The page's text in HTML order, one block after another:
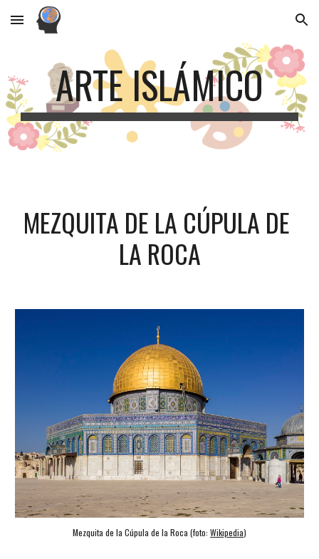
Skip to main content Skip to navigation
ARTE ISLÁMICO
MEZQUITA DE LA CÚPULA DE
LA ROCA
Mezquita de la Cúpula de la Roca (foto: Wikipedia)